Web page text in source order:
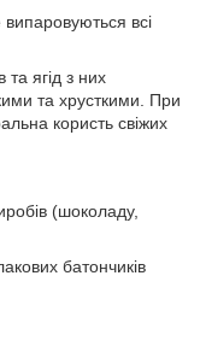
всі
ягід з них
та хрусткими. При
користь свіжих
(шоколаду,
батончиків